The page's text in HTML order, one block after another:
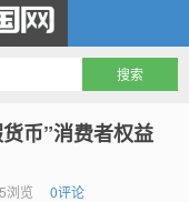
币”消费者权益
浏览 0评论